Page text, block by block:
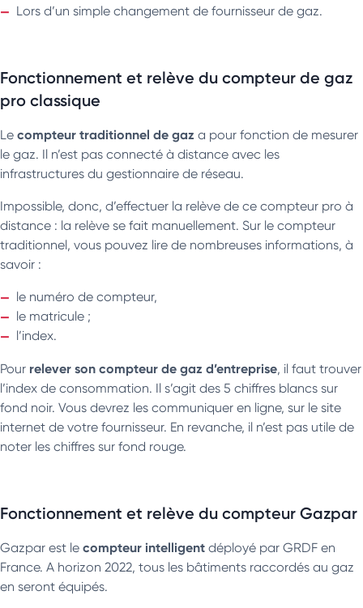
Lors d’un simple changement de fournisseur de gaz.
Fonctionnement et relève du compteur de gaz
pro classique
Le compteur traditionnel de gaz a pour fonction de mesurer
le gaz. Il n’est pas connecté à distance avec les
infrastructures du gestionnaire de réseau.
Impossible, donc, d’effectuer la relève de ce compteur pro à
distance : la relève se fait manuellement. Sur le compteur
traditionnel, vous pouvez lire de nombreuses informations, à
savoir :
le numéro de compteur,
le matricule ;
l’index.
Pour relever son compteur de gaz d’entreprise, il faut trouver
l’index de consommation. Il s’agit des 5 chiffres blancs sur
fond noir. Vous devrez les communiquer en ligne, sur le site
internet de votre fournisseur. En revanche, il n’est pas utile de
noter les chiffres sur fond rouge.
Fonctionnement et relève du compteur Gazpar
Gazpar est le compteur intelligent déployé par GRDF en
France. A horizon 2022, tous les bâtiments raccordés au gaz
en seront équipés.